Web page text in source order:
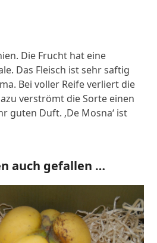
Die Frucht hat eine
Das Fleisch ist sehr saftig
Bei voller Reife verliert die
verströmt die Sorte einen
guten Duft. ‚De Mosna‘ ist
auch gefallen …